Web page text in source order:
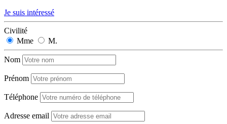
Je suis intéressé
Civilité
Mme
M.
Nom
Prénom
Téléphone
Adresse email